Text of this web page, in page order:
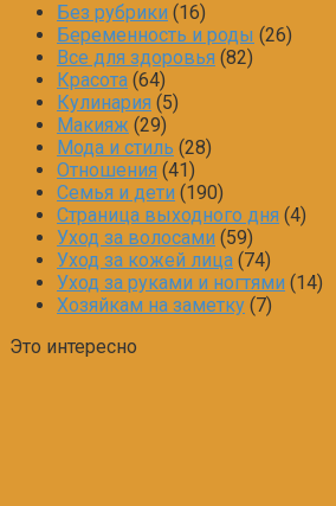
Без рубрики (16)
Беременность и роды (26)
Все для здоровья (82)
Красота (64)
Кулинария (5)
Макияж (29)
Мода и стиль (28)
Отношения (41)
Семья и дети (190)
Страница выходного дня (4)
Уход за волосами (59)
Уход за кожей лица (74)
Уход за руками и ногтями (14)
Хозяйкам на заметку (7)
Это интересно